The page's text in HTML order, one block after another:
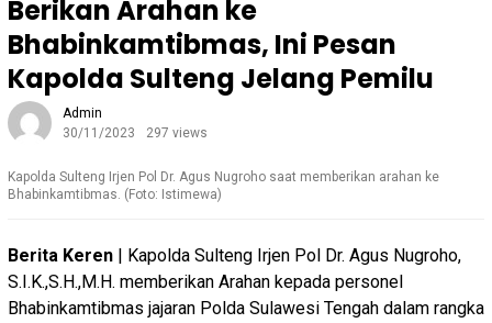
Berikan Arahan ke
Bhabinkamtibmas, Ini Pesan
Kapolda Sulteng Jelang Pemilu
Admin
30/11/2023
297 views
Kapolda Sulteng Irjen Pol Dr. Agus Nugroho saat memberikan arahan ke
Bhabinkamtibmas. (Foto: Istimewa)
Berita Keren | Kapolda Sulteng Irjen Pol Dr. Agus Nugroho,
S.I.K.,S.H.,M.H. memberikan Arahan kepada personel
Bhabinkamtibmas jajaran Polda Sulawesi Tengah dalam rangka